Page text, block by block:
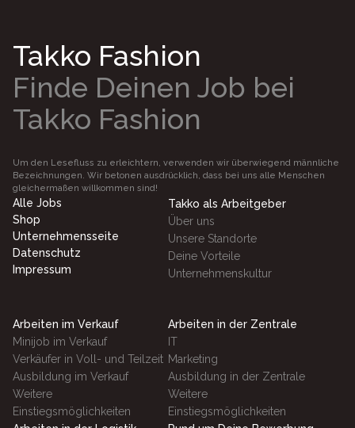
Takko Fashion
Finde Deinen Job bei
Takko Fashion
Um den Lesefluss zu erleichtern, verwenden wir überwiegend männliche
Bezeichnungen. Wir betonen ausdrücklich, dass bei uns alle Menschen
gleichermaßen willkommen sind!
Alle Jobs
Shop
Unternehmensseite
Datenschutz
Impressum
Takko als Arbeitgeber
Über uns
Unsere Standorte
Deine Vorteile
Unternehmenskultur
Arbeiten im Verkauf
Minijob im Verkauf
Verkäufer in Voll- und Teilzeit
Ausbildung im Verkauf
Weitere
Einstiegsmöglichkeiten
Arbeiten in der Zentrale
IT
Marketing
Ausbildung in der Zentrale
Weitere
Einstiegsmöglichkeiten